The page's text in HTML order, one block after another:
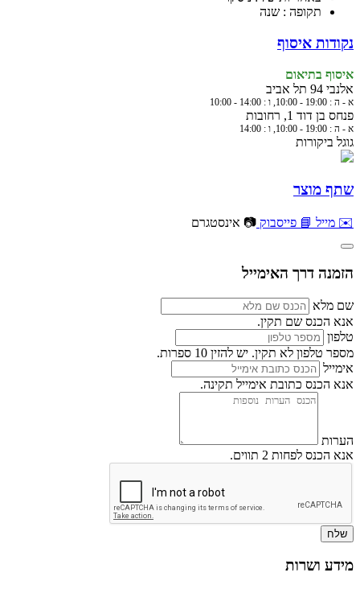
תקופה : שנה
נקודות איסוף
איסוף בתיאום
אלנבי 94 תל אביב
א - ה : 19:00 - 10:00, ו : 14:00 - 10:00
פנחס בן דוד 1, רחובות
א - ה : 19:00 - 10:00, ו : 14:00
גוגל ביקורות
שתף מוצר
✉️ מייל 📘 פייסבוק 📷 אינסטגרם
הזמנה דרך האימייל
שם מלא
אנא הכנס שם תקין.
טלפון
מספר טלפון לא תקין. יש להזין 10 ספרות.
אימייל
אנא הכנס כתובת אימייל תקינה.
הערות
אנא הכנס לפחות 2 תווים.
שלח
מידע ושרות